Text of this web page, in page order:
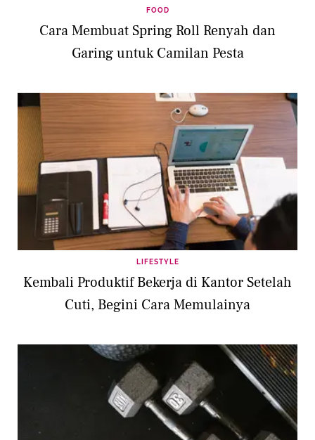
FOOD
Cara Membuat Spring Roll Renyah dan
Garing untuk Camilan Pesta
LIFESTYLE
Kembali Produktif Bekerja di Kantor Setelah
Cuti, Begini Cara Memulainya